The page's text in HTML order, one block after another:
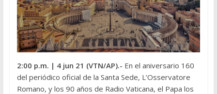
2:00 p.m. | 4 jun 21 (VTN/AP).- En el aniversario 160
del periódico oficial de la Santa Sede, L’Osservatore
Romano, y los 90 años de Radio Vaticana, el Papa los